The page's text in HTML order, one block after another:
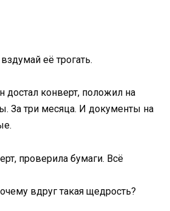
её трогать.
достал конверт, положил на
За три месяца. И документы на
проверила бумаги. Всё
вдруг такая щедрость?